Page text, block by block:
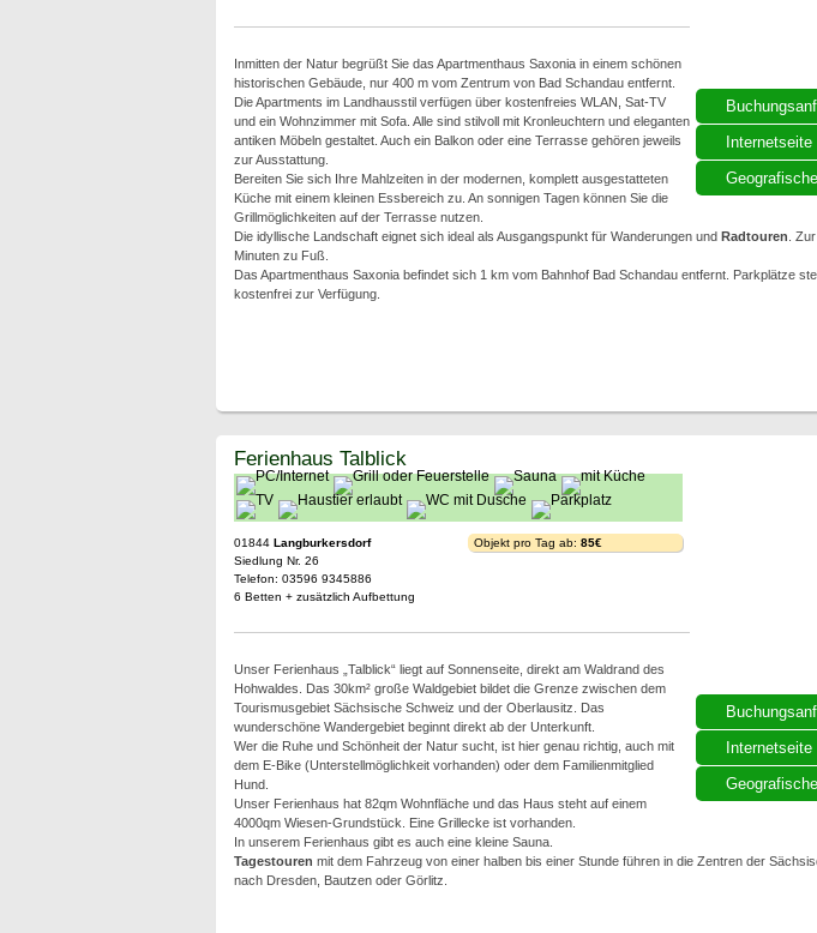
Internetseite
Inmitten der Natur begrüßt Sie das Apartmenthaus Saxonia in einem schönen
historischen Gebäude, nur 400 m vom Zentrum von Bad Schandau entfernt.
Die Apartments im Landhausstil verfügen über kostenfreies WLAN, Sat-TV
und ein Wohnzimmer mit Sofa. Alle sind stilvoll mit Kronleuchtern und eleganten
antiken Möbeln gestaltet. Auch ein Balkon oder eine Terrasse gehören jeweils
zur Ausstattung.
Bereiten Sie sich Ihre Mahlzeiten in der modernen, komplett ausgestatteten
Küche mit einem kleinen Essbereich zu. An sonnigen Tagen können Sie die
Grillmöglichkeiten auf der Terrasse nutzen.
Die idyllische Landschaft eignet sich ideal als Ausgangspunkt für Wanderungen und Radtouren .
Minuten zu Fuß.
Das Apartmenthaus Saxonia befindet sich 1 km vom Bahnhof Bad Schandau entfernt. Parkplätze
kostenfrei zur Verfügung.
Internetseite
Ferienhaus Talblick
01844 Langburkersdorf
Siedlung Nr. 26
Telefon: 03596 9345886
6 Betten + zusätzlich Aufbettung
Objekt pro Tag ab: 85€
Unser Ferienhaus „Talblick“ liegt auf Sonnenseite, direkt am Waldrand des
Hohwaldes. Das 30km² große Waldgebiet bildet die Grenze zwischen dem
Tourismusgebiet Sächsische Schweiz und der Oberlausitz. Das
wunderschöne Wandergebiet beginnt direkt ab der Unterkunft.
Wer die Ruhe und Schönheit der Natur sucht, ist hier genau richtig, auch mit
dem E-Bike (Unterstellmöglichkeit vorhanden) oder dem Familienmitglied
Hund.
Unser Ferienhaus hat 82qm Wohnfläche und das Haus steht auf einem
4000qm Wiesen-Grundstück. Eine Grillecke ist vorhanden.
In unserem Ferienhaus gibt es auch eine kleine Sauna.
Tagestouren mit dem Fahrzeug von einer halben bis einer Stunde führen in die Zentren der
nach Dresden, Bautzen oder Görlitz.